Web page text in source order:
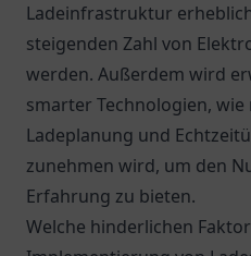
Ladeinfrastruktur
steigenden Zahl von
werden. Außerdem wird
smarter Technologien, wie
Ladeplanung und
zunehmen wird, um den
Erfahrung zu bieten.
Welche hinderlichen